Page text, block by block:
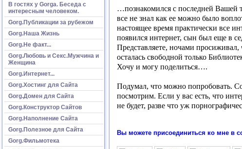
В гостях у Gorga. Беседа с
интересным человеком.
Gorg.Публикации за рубежом
Gorg.Наша Жизнь
Gorg.Не факт...
Gorg.Любовь и Секс.Мужчина и
Женщина
Gorg.Интернет...
Gorg.Хостинг для Сайта
Gorg.Домен для Сайта
Gorg.Конструктор Сайтов
Gorg.Наполнение Сайта
Gorg.Полезное для Сайта
Gorg.Фильмотека
…познакомился с последней Вашей
все не знал как ее можно было
настоящее время практически все
появился интернет, сын был еще в
Представляете, ночами
осталась свободной только
Хочу и могу поделиться….
Подумал, что можно попробовать.
посмотрим. Если у вас есть, что
не будет, разве что уж
Вы можете присоединиться ко мне в